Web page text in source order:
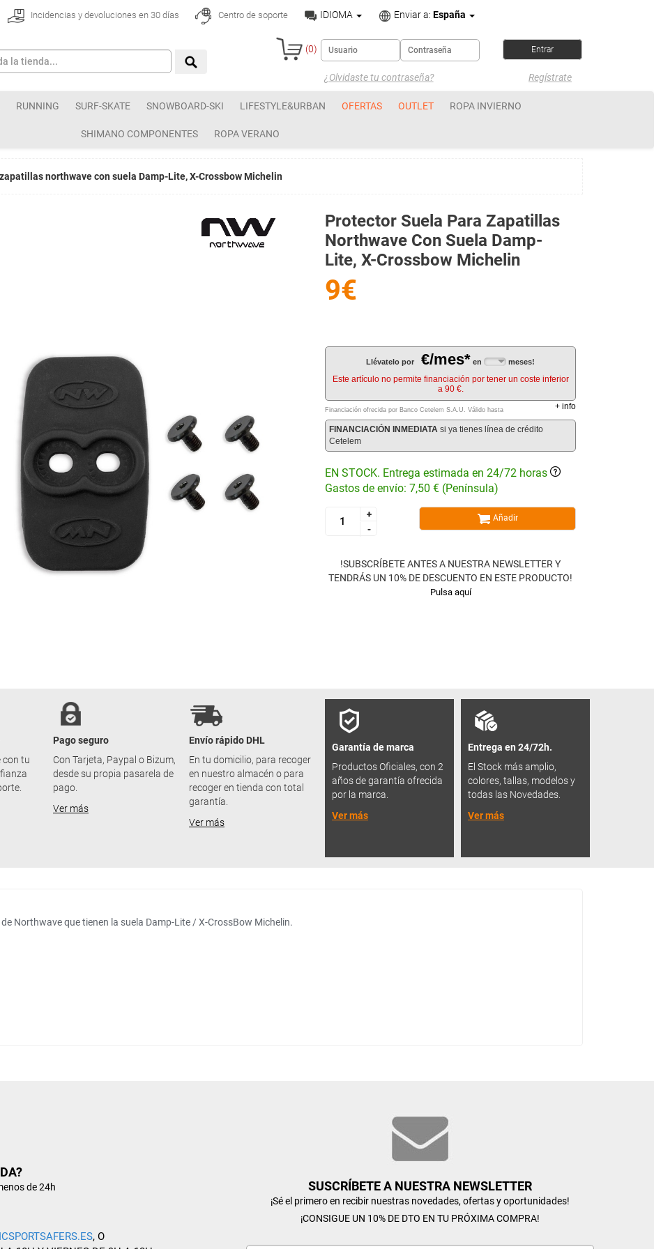
Incidencias y devoluciones en 30 días Centro de soporte IDIOMA Enviar a: España
(0)
¿Olvidaste tu contraseña? Regístrate
RUNNING SURF-SKATE SNOWBOARD-SKI LIFESTYLE&URBAN OFERTAS OUTLET ROPA INVIERNO
SHIMANO COMPONENTES ROPA VERANO
northwave con suela Damp-Lite, X-Crossbow Michelin
Protector Suela Para Zapatillas
Northwave Con Suela Damp-
Lite, X-Crossbow Michelin
9€
Llévatelo por €/mes* en meses!
Este artículo no permite financiación por tener un coste inferior
a 90 €.
Financiación ofrecida por Banco Cetelem S.A.U. Válido hasta + info
FINANCIACIÓN INMEDIATA si ya tienes línea de crédito
Cetelem
EN STOCK. Entrega estimada en 24/72 horas
Gastos de envío: 7,50 € (Península)
+
-
+
-
Añadir
!SUBSCRÍBETE ANTES A NUESTRA NEWSLETTER Y
TENDRÁS UN 10% DE DESCUENTO EN ESTE PRODUCTO!
Pulsa aquí
con tu
Pago seguro
Con Tarjeta, Paypal o Bizum,
desde su propia pasarela de
pago.
Ver más
Envío rápido DHL
En tu domicilio, para recoger
en nuestro almacén o para
recoger en tienda con total
garantía.
Ver más
Garantía de marca
Productos Oficiales, con 2
años de garantía ofrecida
por la marca.
Ver más
Entrega en 24/72h.
El Stock más amplio,
colores, tallas, modelos y
todas las Novedades.
Ver más
Northwave que tienen la suela Damp-Lite / X-CrossBow Michelin.
de 24h
, O
SUSCRÍBETE A NUESTRA NEWSLETTER
¡Sé el primero en recibir nuestras novedades, ofertas y oportunidades!
¡CONSIGUE UN 10% DE DTO EN TU PRÓXIMA COMPRA!